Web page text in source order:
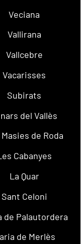
Veciana
Vallirana
Vallcebre
Vacarisses
Subirats
del Vallès
de Roda
Cabanyes
La Quar
Sant Celoni
de Palautordera
de Merlès